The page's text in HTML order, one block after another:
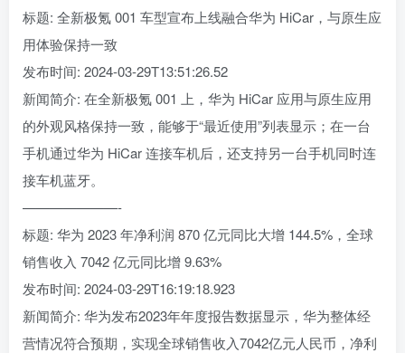
标题: 全新极氪 001 车型宣布上线融合华为 HiCar，与原生应
用体验保持一致
发布时间: 2024-03-29T13:51:26.52
新闻简介: 在全新极氪 001 上，华为 HiCar 应用与原生应用
的外观风格保持一致，能够于“最近使用”列表显示；在一台
手机通过华为 HiCar 连接车机后，还支持另一台手机同时连
接车机蓝牙。
———————-
标题: 华为 2023 年净利润 870 亿元同比大增 144.5%，全球
销售收入 7042 亿元同比增 9.63%
发布时间: 2024-03-29T16:19:18.923
新闻简介: 华为发布2023年年度报告数据显示，华为整体经
营情况符合预期，实现全球销售收入7042亿元人民币，净利